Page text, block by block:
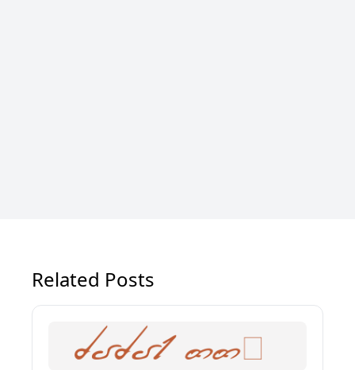
Related Posts